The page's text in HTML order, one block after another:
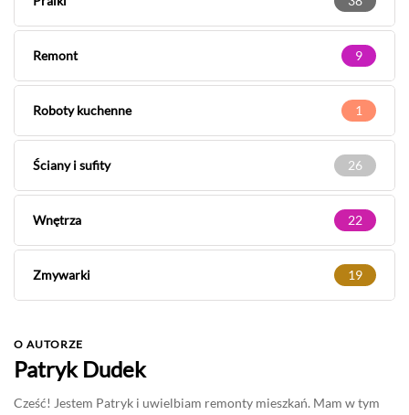
Remont 9
Roboty kuchenne 1
Ściany i sufity 26
Wnętrza 22
Zmywarki 19
O AUTORZE
Patryk Dudek
Cześć! Jestem Patryk i uwielbiam remonty mieszkań. Mam w tym